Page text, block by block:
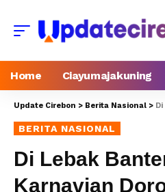
Home Ciayumajakuning
Update Cirebon > Berita Nasional > Di
BERITA NASIONAL
Di Lebak
Karnavian